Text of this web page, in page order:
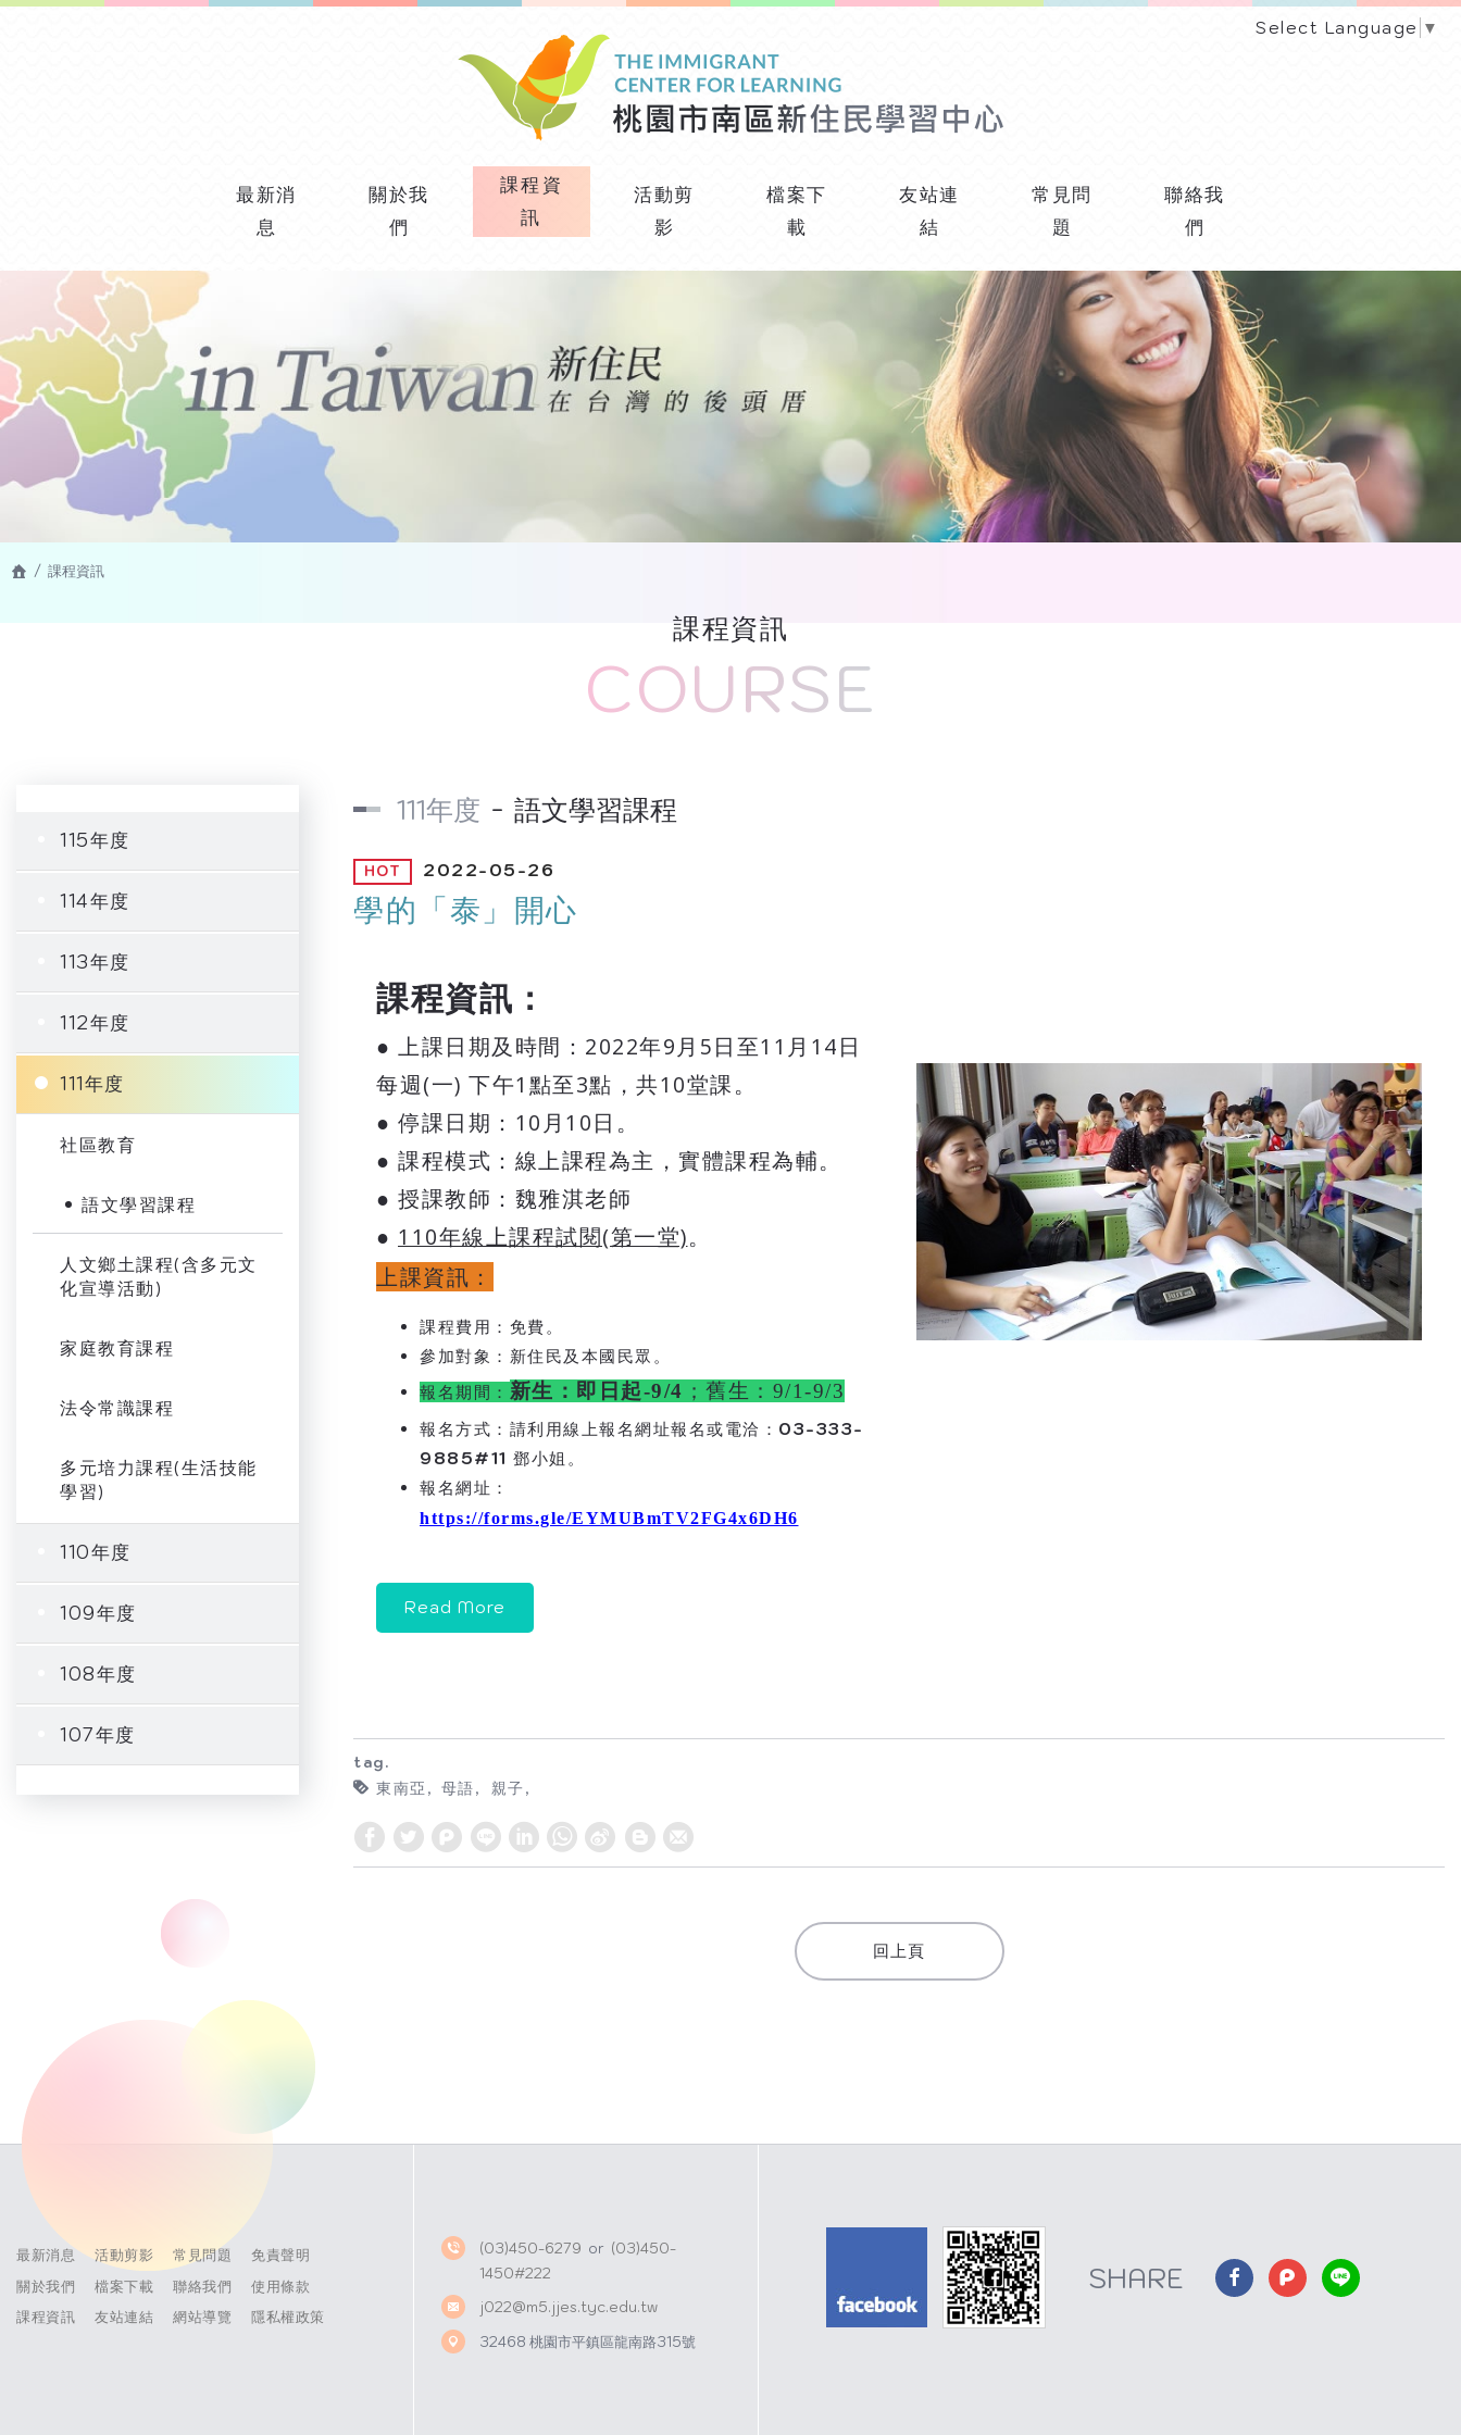
最新消
息
關於我
們
課程資
訊
活動剪
影
檔案下
載
友站連
結
常見問
題
聯絡我
們
Select Language ▼
課程資訊
課程資訊
COURSE
115年度
114年度
113年度
112年度
111年度
社區教育
語文學習課程
人文鄉土課程(含多元文
化宣導活動)
家庭教育課程
法令常識課程
多元培力課程(生活技能
學習)
110年度
109年度
108年度
107年度
111年度 語文學習課程
2022-05-26
學的「泰」開心
課程資訊：
● 上課日期及時間：2022年9月5日至11月14日
每週(一) 下午1點至3點，共10堂課。
● 停課日期：10月10日。
● 課程模式：線上課程為主，實體課程為輔。
● 授課教師：魏雅淇老師
● 110年線上課程試閱(第一堂)。
上課資訊：
課程費用： 免費。
參加對象：新住民及本國民眾。
報名期間： 新生：即日起-9/4 ；舊生：9/1-9/3
報名方式： 請利用線上報名網址報名或電洽：03-333-
9885#11 鄧小姐。
報名網址：
https://forms.gle/EYMUBmTV2FG4x6DH6
Read More
tag.
東南亞 母語 親子
W
h
S
i
回上頁
最新消息
關於我們
課程資訊
活動剪影
檔案下載
友站連結
常見問題
聯絡我們
網站導覽
免責聲明
使用條款
隱私權政策
(03)450-6279 or (03)450-
1450#222
j022@m5.jjes.tyc.edu.tw
32468 桃園市平鎮區龍南路315號